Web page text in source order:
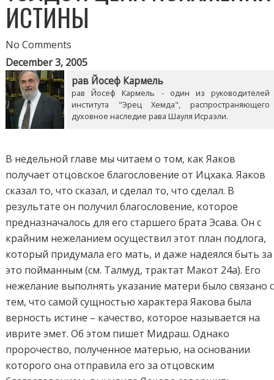
ИСТИНЫ
No Comments
December 3, 2005
рав Йосеф Кармель
рав Йосеф Кармель - один из руководителей
института "Эрец Хемда", распространяющего
духовное наследие рава Шауля Исраэли.
В недельной главе мы читаем о том, как Яаков
получает отцовское благословение от Ицхака. Яаков
сказал то, что сказал, и сделал то, что сделал. В
результате он получил благословение, которое
предназначалось для его старшего брата Эсава. Он с
крайним нежеланием осуществил этот план подлога,
который придумала его мать, и даже надеялся быть за
это пойманным (см. Талмуд, трактат Макот 24a). Его
нежелание выполнять указание матери было связано с
тем, что самой сущностью характера Яакова была
верность истине – качество, которое называется на
иврите эмет. Об этом пишет Мидраш. Однако
пророчество, полученное матерью, на основании
которого она отправила его за отцовским